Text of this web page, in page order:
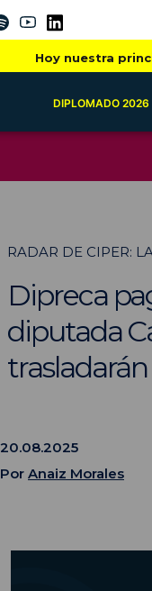
Hoy nuestra
DIPLOMADO 2026
RADAR DE CIPER:
Dipreca
diputada
20.08.2025
Por Anaiz Morales